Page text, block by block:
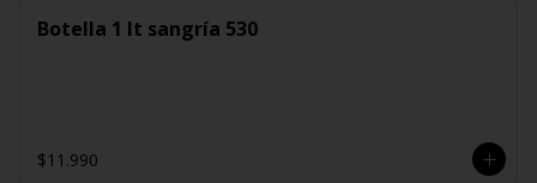
Botella 1 lt sangría 530
$11.990